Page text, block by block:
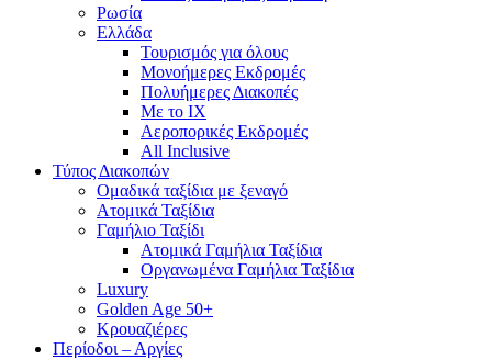
Ρωσία
Ελλάδα
Τουρισμός για όλους
Mονοήμερες Εκδρομές
Πολυήμερες Διακοπές
Με το ΙΧ
Αεροπορικές Εκδρομές
All Inclusive
Τύπος Διακοπών
Ομαδικά ταξίδια με ξεναγό
Ατομικά Ταξίδια
Γαμήλιο Ταξίδι
Ατομικά Γαμήλια Ταξίδια
Οργανωμένα Γαμήλια Ταξίδια
Luxury
Golden Age 50+
Κρουαζιέρες
Περίοδοι – Αργίες